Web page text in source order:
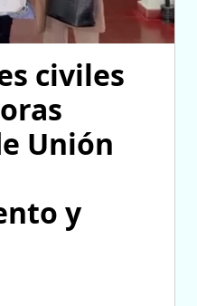
civiles
Unión
y